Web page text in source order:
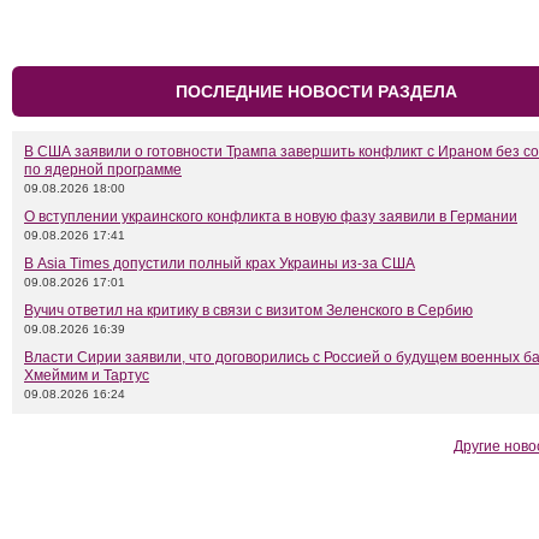
ПОСЛЕДНИЕ НОВОСТИ РАЗДЕЛА
В США заявили о готовности Трампа завершить конфликт с Ираном без
по ядерной программе
09.08.2026 18:00
О вступлении украинского конфликта в новую фазу заявили в Германии
09.08.2026 17:41
В Asia Times допустили полный крах Украины из-за США
09.08.2026 17:01
Вучич ответил на критику в связи с визитом Зеленского в Сербию
09.08.2026 16:39
Власти Сирии заявили, что договорились с Россией о будущем военных
Хмеймим и Тартус
09.08.2026 16:24
Другие